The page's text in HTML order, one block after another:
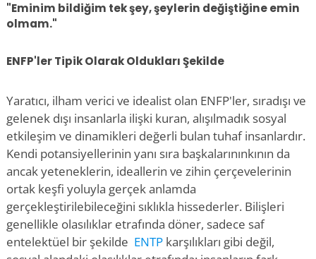
"Eminim bildiğim tek şey, şeylerin değiştiğine emin
olmam."
ENFP'ler Tipik Olarak Oldukları Şekilde
Yaratıcı, ilham verici ve idealist olan ENFP'ler, sıradışı ve
gelenek dışı insanlarla ilişki kuran, alışılmadık sosyal
etkileşim ve dinamikleri değerli bulan tuhaf insanlardır.
Kendi potansiyellerinin yanı sıra başkalarınınkının da
ancak yeteneklerin, ideallerin ve zihin çerçevelerinin
ortak keşfi yoluyla gerçek anlamda
gerçekleştirilebileceğini sıklıkla hissederler. Bilişleri
genellikle olasılıklar etrafında döner, sadece saf
entelektüel bir şekilde ENTP karşılıkları gibi değil,